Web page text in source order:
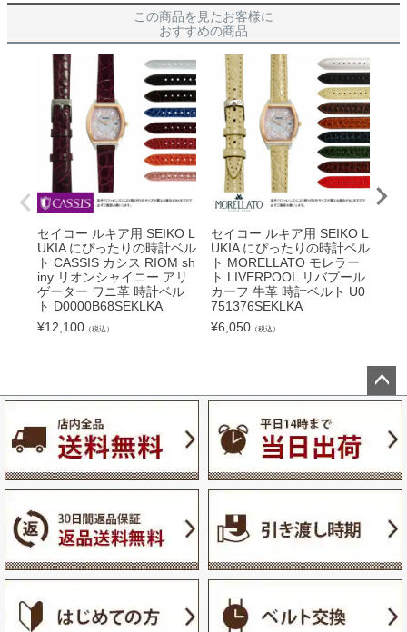
この商品を見たお客様に
おすすめの商品
セイコー ルキア用 SEIKO L
UKIA にぴったりの時計ベル
ト CASSIS カシス RIOM sh
iny リオンシャイニー アリ
ゲーター ワニ革 時計ベル
ト D0000B68SEKLKA
¥12,100 （税込）
セイコー ルキア用 SEIKO L
UKIA にぴったりの時計ベル
ト MORELLATO モレラー
ト LIVERPOOL リバプール
カーフ 牛革 時計ベルト U0
751376SEKLKA
¥6,050 （税込）
ペー
ップ